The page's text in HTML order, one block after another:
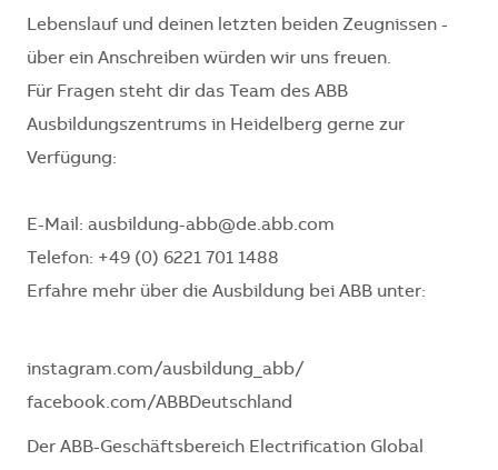
Lebenslauf und deinen letzten beiden Zeugnissen -
über ein Anschreiben würden wir uns freuen.
Für Fragen steht dir das Team des ABB
Ausbildungszentrums in Heidelberg gerne zur
Verfügung:
E-Mail: ausbildung-abb@de.abb.com
Telefon: +49 (0) 6221 701 1488
Erfahre mehr über die Ausbildung bei ABB unter:
instagram.com/ausbildung_abb/
facebook.com/ABBDeutschland
Der ABB-Geschäftsbereich Electrification Global